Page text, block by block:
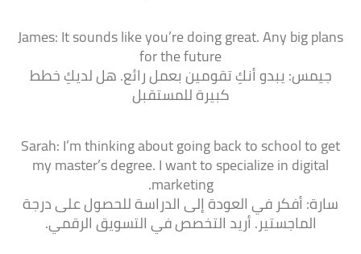
James: It sounds like you’re doing great. Any big plans
for the future
جيمس: يبدو أنكِ تقومين بعمل رائع. هل لديكِ خطط
كبيرة للمستقبل
Sarah: I’m thinking about going back to school to get
my master’s degree. I want to specialize in digital
marketing.
سارة: أفكر في العودة إلى الدراسة للحصول على درجة
الماجستير. أريد التخصص في التسويق الرقمي.